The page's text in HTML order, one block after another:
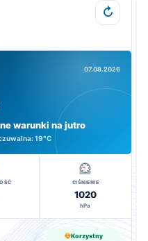
↻
07.08.2026
warunki na jutro
19°C
CIŚNIENIE
1020
hPa
Korzystny